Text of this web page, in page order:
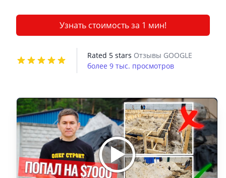
Узнать стоимость за 1 мин!
Rated 5 stars Отзывы GOOGLE
более 9 тыс. просмотров